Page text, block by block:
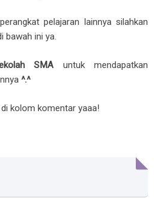
pelajaran lainnya silahkan
bawah ini ya.
SMAuntuk mendapatkan
^.^
kolom komentar yaaa!